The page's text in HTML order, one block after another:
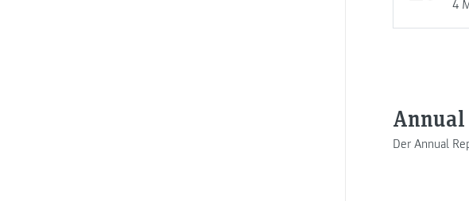
4
Annual
Der Annual